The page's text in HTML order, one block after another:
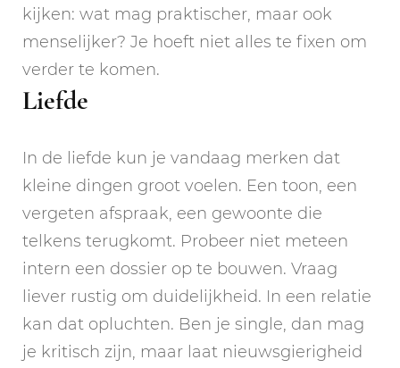
kijken: wat mag praktischer, maar ook
menselijker? Je hoeft niet alles te fixen om
verder te komen.
Liefde
In de liefde kun je vandaag merken dat
kleine dingen groot voelen. Een toon, een
vergeten afspraak, een gewoonte die
telkens terugkomt. Probeer niet meteen
intern een dossier op te bouwen. Vraag
liever rustig om duidelijkheid. In een relatie
kan dat opluchten. Ben je single, dan mag
je kritisch zijn, maar laat nieuwsgierigheid